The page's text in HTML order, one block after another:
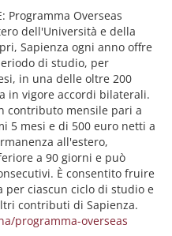
Programma Overseas
dell'Università e della
Sapienza ogni anno offre
di studio, per
in una delle oltre 200
in vigore accordi bilaterali.
contributo mensile pari a
5 mesi e di 500 euro netti a
all'estero,
a 90 giorni e può
È consentito fruire
ciascun ciclo di studio e
contributi di Sapienza.
programma-overseas